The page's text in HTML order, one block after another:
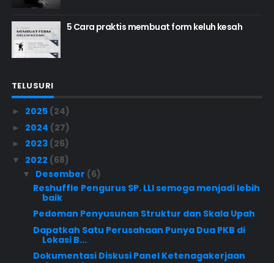
5 Cara praktis membuat form keluh kesah
TELUSURI
► 2025 (24)
► 2024 (27)
► 2023 (26)
▼ 2022 (68)
▼ Desember (6)
Reshuffle Pengurus SP. LLI semoga menjadi lebih
baik
Pedoman Penyusunan Struktur dan Skala Upah
Dapatkah Satu Perusahaan Punya Dua PKB di
Lokasi B...
Dokumentasi Diskusi Panel Ketenagakerjaan